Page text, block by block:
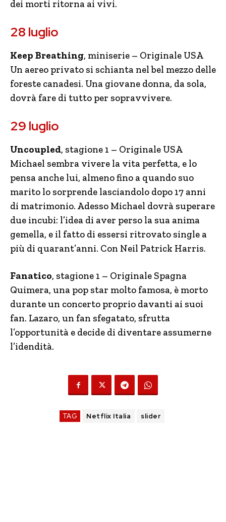
dei morti ritorna ai vivi.
28 luglio
Keep Breathing, miniserie – Originale USA
Un aereo privato si schianta nel bel mezzo delle
foreste canadesi. Una giovane donna, da sola,
dovrà fare di tutto per sopravvivere.
29 luglio
Uncoupled, stagione 1 – Originale USA
Michael sembra vivere la vita perfetta, e lo
pensa anche lui, almeno fino a quando suo
marito lo sorprende lasciandolo dopo 17 anni
di matrimonio. Adesso Michael dovrà superare
due incubi: l’idea di aver perso la sua anima
gemella, e il fatto di essersi ritrovato single a
più di quarant’anni. Con Neil Patrick Harris.
Fanatico, stagione 1 – Originale Spagna
Quimera, una pop star molto famosa, è morto
durante un concerto proprio davanti ai suoi
fan. Lazaro, un fan sfegatato, sfrutta
l’opportunità e decide di diventare assumerne
l’idendità.
TAG Netflix Italia slider